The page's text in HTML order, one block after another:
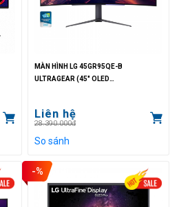
MÀN HÌNH LG 45GR95QE-B
ULTRAGEAR (45" OLED
Liên hệ
28.390.000đ
So sánh
-%